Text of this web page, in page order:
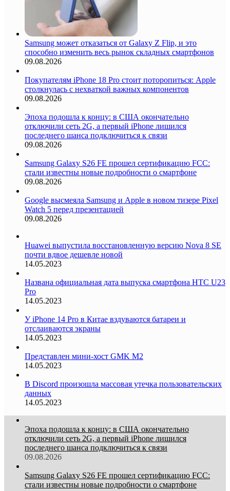
Samsung может отказаться от Galaxy Z Flip, и это
способно изменить весь рынок складных смартфонов
09.08.2026
Покупателям iPhone 18 Pro стоит поторопиться: Apple
столкнулась с нехваткой важных компонентов
09.08.2026
Эпоха подошла к концу: в США окончательно
отключили сеть 2G, а первый iPhone лишился
последнего шанса подключиться к связи
09.08.2026
Samsung Galaxy S26 FE прошел сертификацию FCC:
стали известны новые подробности о смартфоне
09.08.2026
Google высмеяла Samsung и Apple в новом тизере Pixel
Watch 5 перед презентацией
09.08.2026
Huawei выпустила восстановленную версию Nova 8 SE
почти вдвое дешевле новой
14.05.2023
Названа официальная дата выпуска смартфона HTC U23
Pro
14.05.2023
У iPhone 14 Pro в Китае вздуваются батареи и
отслаиваются экраны
14.05.2023
Представлен мини-хост GMK M2
14.05.2023
В Discord произошла массовая утечка пользовательских
данных
14.05.2023
Эпоха подошла к концу: в США окончательно
отключили сеть 2G, а первый iPhone лишился
последнего шанса подключиться к связи
09.08.2026
Samsung Galaxy S26 FE прошел сертификацию FCC:
стали известны новые подробности о смартфоне